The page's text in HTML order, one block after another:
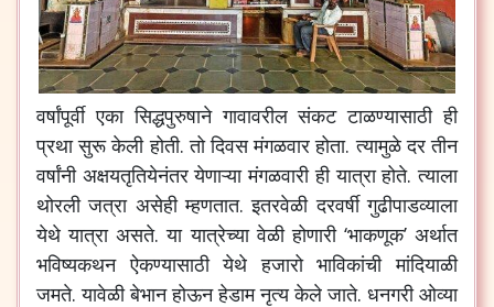
वर्षांपूर्वी एका सिद्धपुरुषाने गावावरील संकट टाळण्यासाठी ही
प्रथा सुरू केली होती.तो दिवस मंगळवार होता.त्यामुळे दर तीन
वर्षांनी अक्षयतृतियेनंतर येणाऱ्या मंगळवारी ही यात्रा होते.त्याला
थोरली जत्रा असेही म्हणतात.इतरवेळी दरवर्षी गुढीपाडव्याला
येथे यात्रा असते.या यात्रेच्या वेळी होणारी‘भाकणूक’ अर्थात
भविष्यकथन ऐकण्यासाठी येथे हजारो भाविकांची मांदियाळी
जमते.यावेळी बेभान होऊन हेडाम नृत्य केले जाते. धनगरी ओव्या